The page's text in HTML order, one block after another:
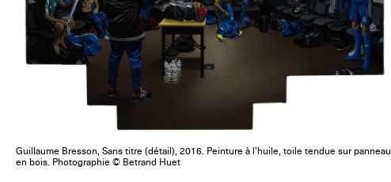
Guillaume Bresson, Sans titre (détail), 2016. Peinture à l’huile, toile tendue sur panneau
en bois. Photographie © Betrand Huet